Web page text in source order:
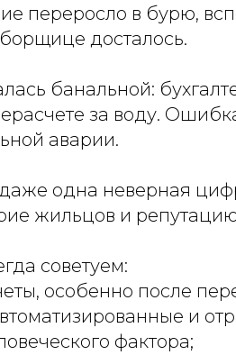
переросло в бурю,
досталось.
банальной:
за воду.
аварии.
одна неверная
жильцов и
советуем:
особенно после
и
фактора;